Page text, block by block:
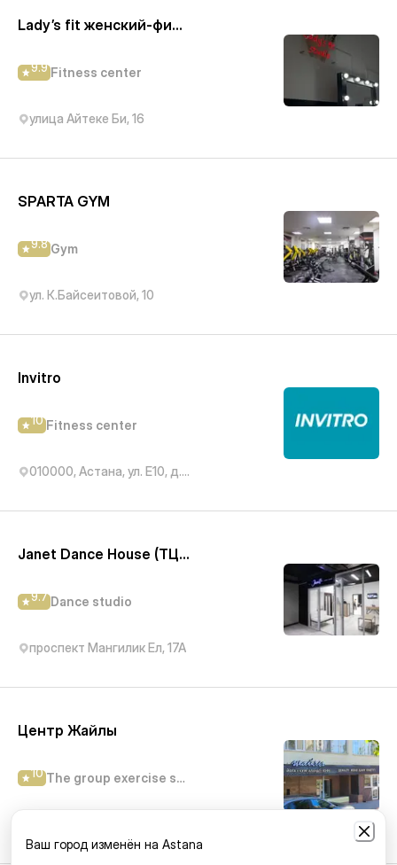
Lady’s fit женский-фитнес
9.9 Fitness center
улица Айтеке Би, 16
SPARTA GYM
9.8 Gym
ул. К.Байсеитовой, 10
Invitro
10 Fitness center
010000, Астана, ул. Е10, д. 11
Janet Dance House (ТЦ "Korkem Center")
9.7 Dance studio
проспект Мангилик Ел, 17А
Центр Жайлы
10 The group exercise studio
Ваш город изменён на Astana